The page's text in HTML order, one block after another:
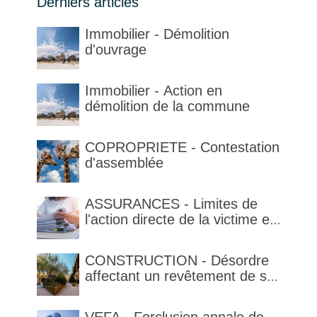
Immobilier - Démolition
d'ouvrage
Immobilier - Action en
démolition de la commune
COPROPRIETE - Contestation
d'assemblée
ASSURANCES - Limites de
l'action directe de la victime et
de la garantie en condition de
la garantie
CONSTRUCTION - Désordre
affectant un revêtement de sol